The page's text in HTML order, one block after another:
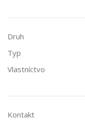
Druh
Typ
Vlastníctvo
Kontakt